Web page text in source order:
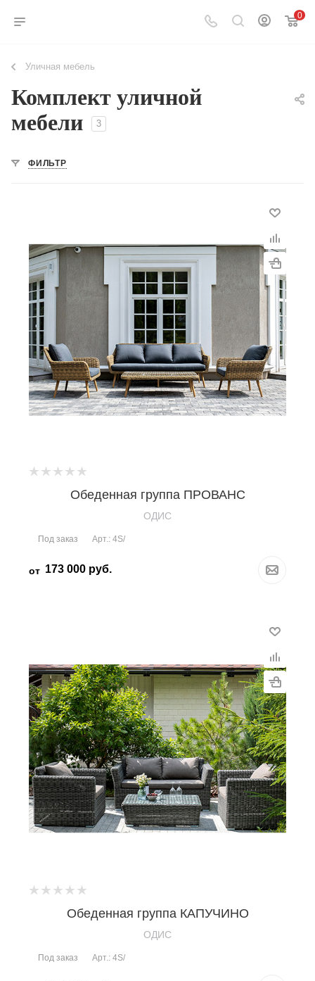
0
Уличная мебель
Комплект уличной
мебели
3
ФИЛЬТР
Обеденная группа ПРОВАНС
OДИС
Под заказ Арт.: 4S/
от 173 000 руб.
Обеденная группа КАПУЧИНО
OДИС
Под заказ Арт.: 4S/